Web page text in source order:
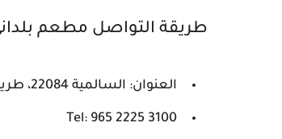
طريقة التواصل مطعم
العنوان: السالمية 22084، طريق التعاون، الكويت
Tel: 965 2225 3100